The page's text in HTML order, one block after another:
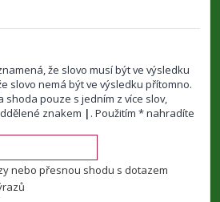
že slovo musí být ve výsledku
slovo nemá být ve výsledku přítomno.
shoda pouze s jedním z více slov,
znakem | . Použitím * nahradíte
nebo přesnou shodu s dotazem